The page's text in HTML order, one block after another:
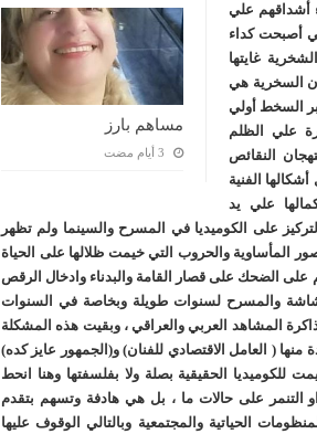
مساهم بارز
أشداقهم علي
أصبحت كداء
غايتها
السخرية هي
السخط أولي
علي الظلم
النقائص
الفنية
علي يد
على الكوميديا في المسرح والسينما ولم تظهر
المأساوية والحروب التي خيمت ظلالها على الحياة
على الضحك على قصار القامة والبدناء وادخال الرقص
والمسرح لسنوات طويلة وبخاصة في السنوات
بذاكرة المشاهد العربي والعراقي ، وبقيت هذه المشكلة
( العامل الاقتصادي للفنان) و(الجمهور عايز كده)
للكوميديا الحقيقية بصلة ولا بفلسفتها وهنا انحط
او التنمر على حالات ما ، بل هي هادفة وتسهم بتقدم
الحياتية والمجتمعية وبالتالي الوقوف عليها